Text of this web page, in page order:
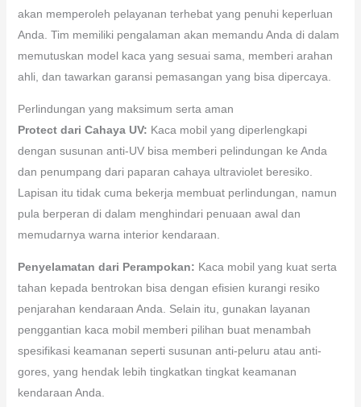
akan memperoleh pelayanan terhebat yang penuhi keperluan
Anda. Tim memiliki pengalaman akan memandu Anda di dalam
memutuskan model kaca yang sesuai sama, memberi arahan
ahli, dan tawarkan garansi pemasangan yang bisa dipercaya.
Perlindungan yang maksimum serta aman
Protect dari Cahaya UV: Kaca mobil yang diperlengkapi
dengan susunan anti-UV bisa memberi pelindungan ke Anda
dan penumpang dari paparan cahaya ultraviolet beresiko.
Lapisan itu tidak cuma bekerja membuat perlindungan, namun
pula berperan di dalam menghindari penuaan awal dan
memudarnya warna interior kendaraan.
Penyelamatan dari Perampokan: Kaca mobil yang kuat serta
tahan kepada bentrokan bisa dengan efisien kurangi resiko
penjarahan kendaraan Anda. Selain itu, gunakan layanan
penggantian kaca mobil memberi pilihan buat menambah
spesifikasi keamanan seperti susunan anti-peluru atau anti-
gores, yang hendak lebih tingkatkan tingkat keamanan
kendaraan Anda.